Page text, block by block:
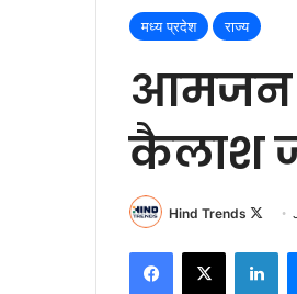
मध्य प्रदेश राज्य
आमजन
कैलाश
Hind Trends
Facebook
X